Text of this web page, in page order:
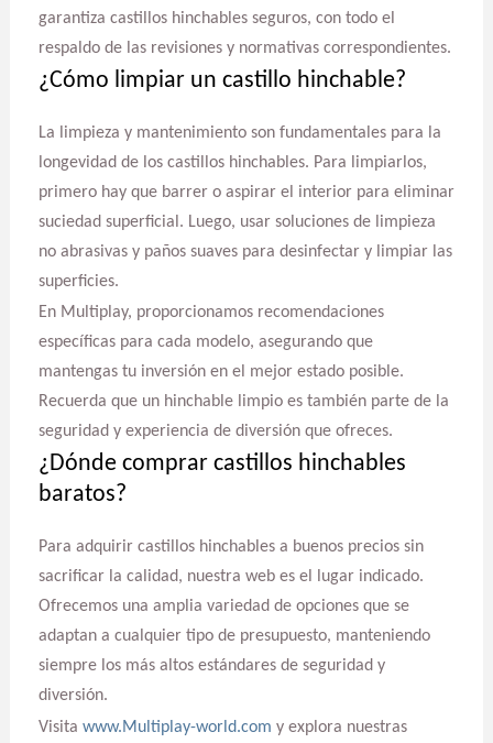
garantiza castillos hinchables seguros, con todo el
respaldo de las revisiones y normativas correspondientes.
¿Cómo limpiar un castillo hinchable?
La limpieza y mantenimiento son fundamentales para la
longevidad de los castillos hinchables. Para limpiarlos,
primero hay que barrer o aspirar el interior para eliminar
suciedad superficial. Luego, usar soluciones de limpieza
no abrasivas y paños suaves para desinfectar y limpiar las
superficies.
En Multiplay, proporcionamos recomendaciones
específicas para cada modelo, asegurando que
mantengas tu inversión en el mejor estado posible.
Recuerda que un hinchable limpio es también parte de la
seguridad y experiencia de diversión que ofreces.
¿Dónde comprar castillos hinchables
baratos?
Para adquirir castillos hinchables a buenos precios sin
sacrificar la calidad, nuestra web es el lugar indicado.
Ofrecemos una amplia variedad de opciones que se
adaptan a cualquier tipo de presupuesto, manteniendo
siempre los más altos estándares de seguridad y
diversión.
Visita www.Multiplay-world.com y explora nuestras